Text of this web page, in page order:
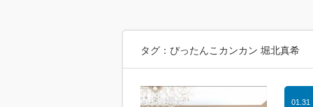
タグ：ぴったんこカンカン 堀北真希
01.31